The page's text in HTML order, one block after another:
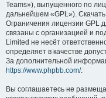
Teams»), выпущенного по
дальнейшем «GPL»).
Ограничения лицензии GPL
связаны с организацией и
Limited не несёт
определяет в качестве
За дополнительной
https://www.phpbb.com/.
Вы соглашаетесь не